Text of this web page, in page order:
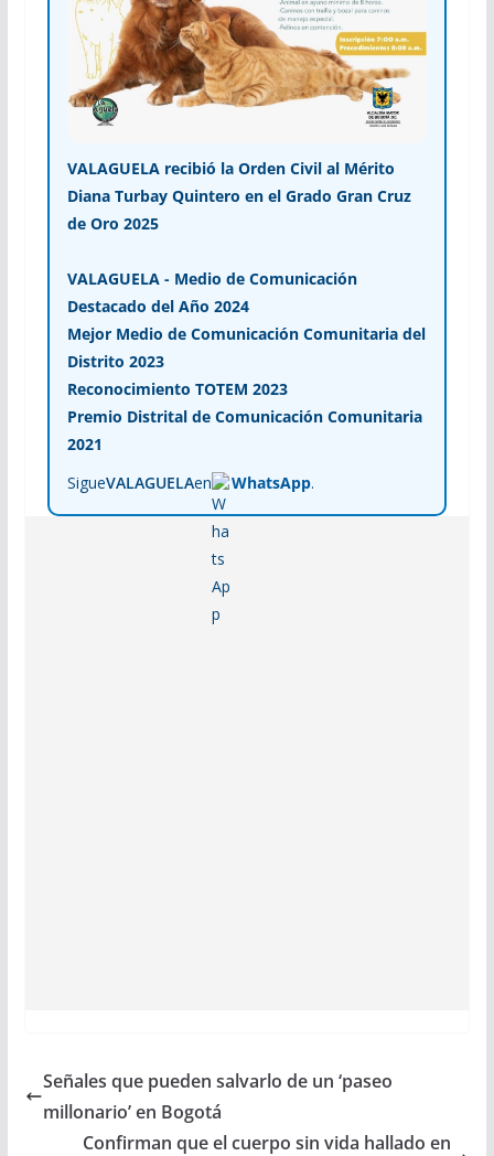
VALAGUELA recibió la Orden Civil al Mérito
Diana Turbay Quintero en el Grado Gran Cruz
de Oro 2025
VALAGUELA - Medio de Comunicación
Destacado del Año 2024
Mejor Medio de Comunicación Comunitaria del
Distrito 2023
Reconocimiento TOTEM 2023
Premio Distrital de Comunicación Comunitaria
2021
SigueVALAGUELAen WhatsApp.
Señales que pueden salvarlo de un ‘paseo
millonario’ en Bogotá
Confirman que el cuerpo sin vida hallado en